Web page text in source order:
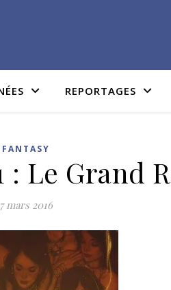
REPORTAGES
FANTASY
: Le Grand
7 mars 2016